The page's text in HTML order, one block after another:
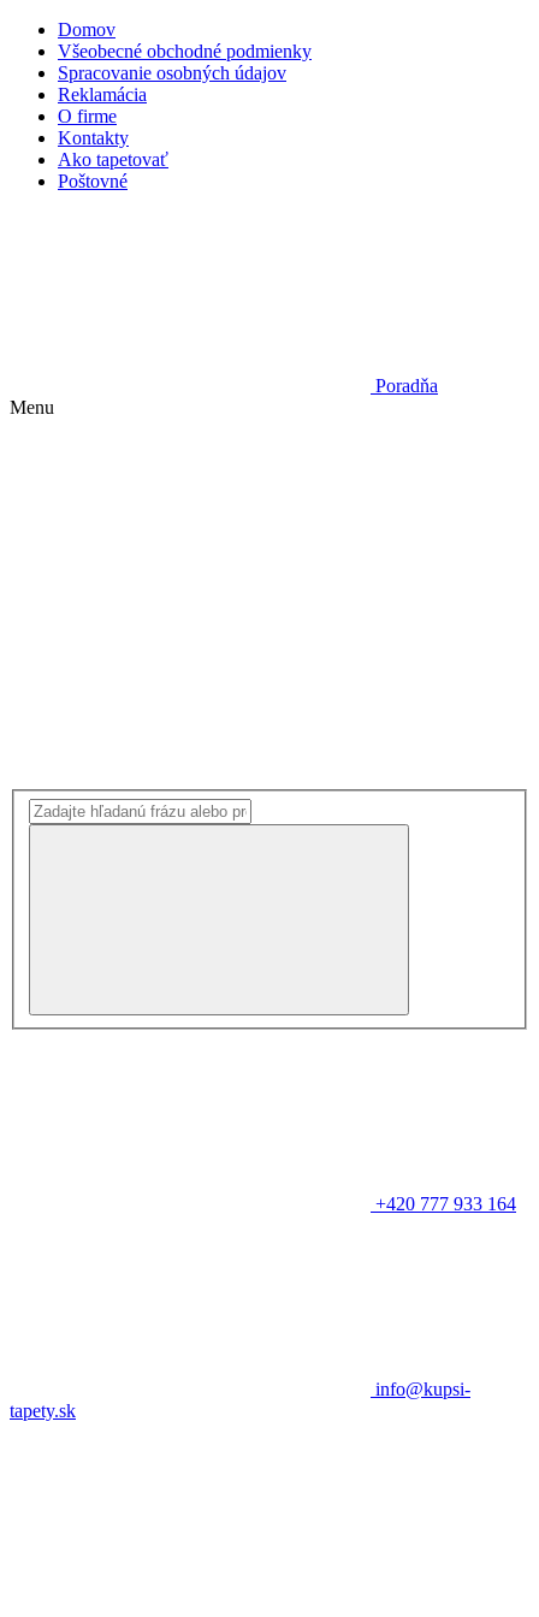
Domov
Všeobecné obchodné podmienky
Spracovanie osobných údajov
Reklamácia
O firme
Kontakty
Ako tapetovať
Poštovné
Poradňa
Menu
+420 777 933 164
info@kupsi-
tapety.sk